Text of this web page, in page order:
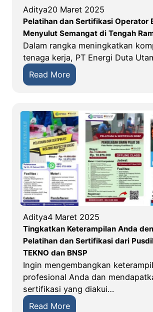
u
d
a
!
d
u
s
t
r
i
S
T
e
k
n
i
k
P
A
S
e
l
e
n
g
g
a
Aditya20 Maret 2025
Pelatihan dan Sertifikasi Operator
Menyulut Semangat di Tengah
Dalam rangka meningkatkan
tenaga kerja, PT Energi Duta
Read More:
P
l
a
t
i
h
a
n
a
n
S
e
r
t
i
f
Aditya4 Maret 2025
Tingkatkan Keterampilan Anda
Pelatihan dan Sertifikasi dari
TEKNO dan BNSP
Ingin mengembangkan
profesional Anda dan
sertifikasi yang diakui…
Read More: